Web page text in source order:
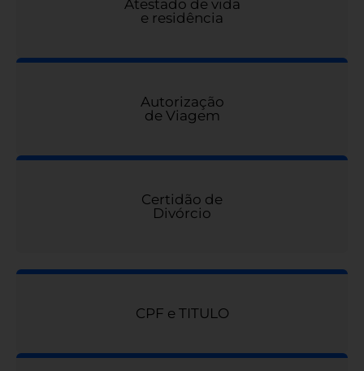
Atestado de vida
e residência
Autorização
de Viagem
Certidão de
Divórcio
CPF e TITULO